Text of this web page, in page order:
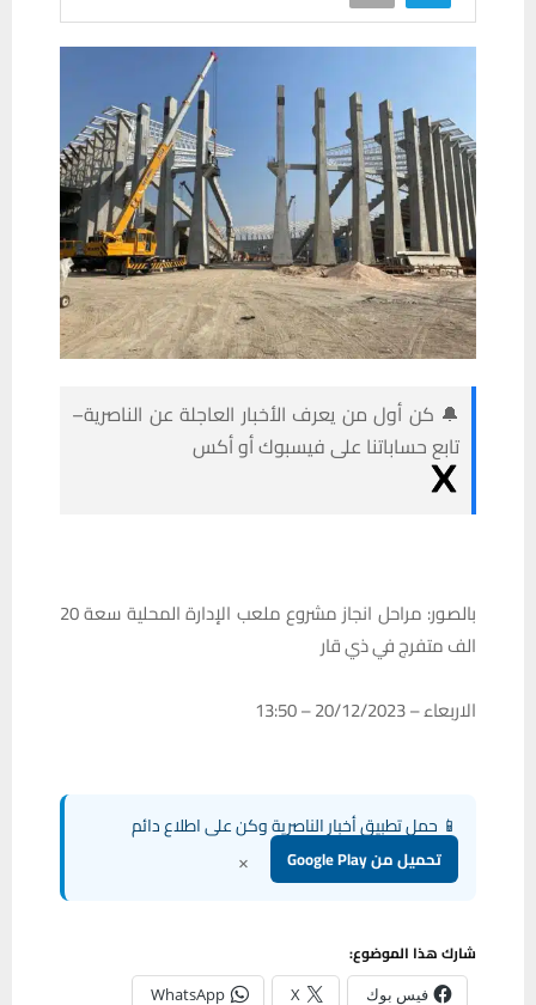
🔔 كن أول من يعرف الأخبار العاجلة عن الناصرية–
تابع حساباتنا على فيسبوك أو أكس
بالصور: مراحل انجاز مشروع ملعب الإدارة المحلية سعة 20
الف متفرج في ذي قار
الاربعاء – 20/12/2023 – 13:50
📱 حمل تطبيق أخبار الناصرية وكن على اطلاع دائم
تحميل من Google Play ×
شارك هذا الموضوع:
فيس بوك X
WhatsApp